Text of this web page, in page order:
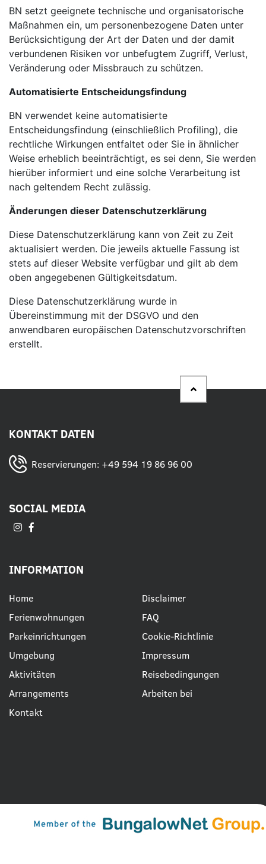
BN setzt geeignete technische und organisatorische
Maßnahmen ein, um personenbezogene Daten unter
Berücksichtigung der Art der Daten und der damit
verbundenen Risiken vor unbefugtem Zugriff, Verlust,
Veränderung oder Missbrauch zu schützen.
Automatisierte Entscheidungsfindung
BN verwendet keine automatisierte
Entscheidungsfindung (einschließlich Profiling), die
rechtliche Wirkungen entfaltet oder Sie in ähnlicher
Weise erheblich beeinträchtigt, es sei denn, Sie werden
hierüber informiert und eine solche Verarbeitung ist
nach geltendem Recht zulässig.
Änderungen dieser Datenschutzerklärung
Diese Datenschutzerklärung kann von Zeit zu Zeit
aktualisiert werden. Die jeweils aktuelle Fassung ist
stets auf dieser Website verfügbar und gilt ab dem
oben angegebenen Gültigkeitsdatum.
Diese Datenschutzerklärung wurde in
Übereinstimmung mit der DSGVO und den
anwendbaren europäischen Datenschutzvorschriften
erstellt.
KONTAKT DATEN
Reservierungen: +49 594 19 86 96 00
SOCIAL MEDIA
INFORMATION
Home
Ferienwohnungen
Parkeinrichtungen
Umgebung
Aktivitäten
Arrangements
Kontakt
Disclaimer
FAQ
Cookie-Richtlinie
Impressum
Reisebedingungen
Arbeiten bei